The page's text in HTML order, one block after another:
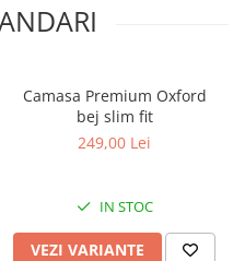
Camasa Premium Oxford
bej slim fit
249,00 Lei
IN STOC
VEZI VARIANTE